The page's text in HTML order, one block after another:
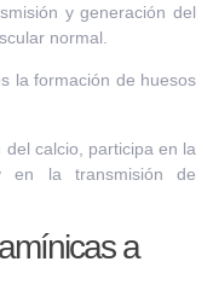
y generación del
normal.
la formación de huesos
calcio, participa en la
en la transmisión de
a